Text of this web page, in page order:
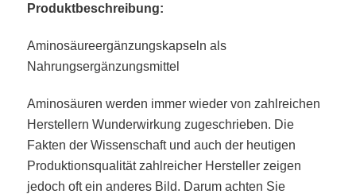
Produktbeschreibung:
Aminosäureergänzungskapseln als
Nahrungsergänzungsmittel
Aminosäuren werden immer wieder von zahlreichen
Herstellern Wunderwirkung zugeschrieben. Die
Fakten der Wissenschaft und auch der heutigen
Produktionsqualität zahlreicher Hersteller zeigen
jedoch oft ein anderes Bild. Darum achten Sie